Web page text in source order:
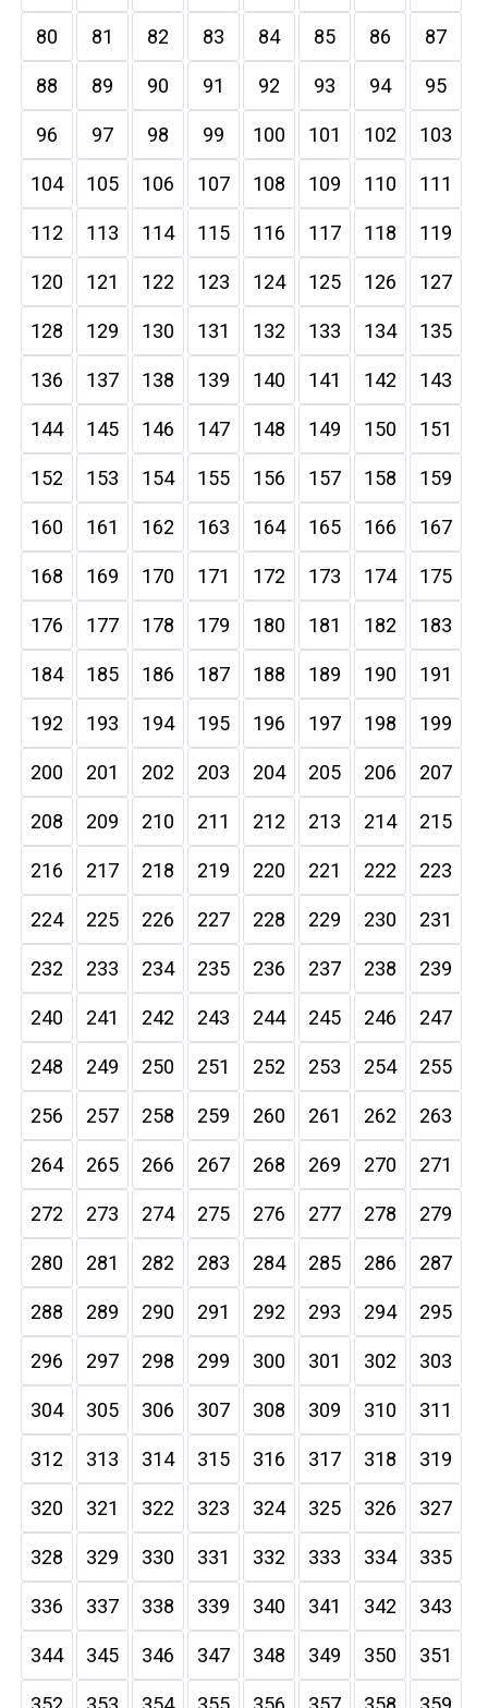
80 81 82 83 84 85 86 87
88 89 90 91 92 93 94 95
96 97 98 99 100 101 102 103
104 105 106 107 108 109 110 111
112 113 114 115 116 117 118 119
120 121 122 123 124 125 126 127
128 129 130 131 132 133 134 135
136 137 138 139 140 141 142 143
144 145 146 147 148 149 150 151
152 153 154 155 156 157 158 159
160 161 162 163 164 165 166 167
168 169 170 171 172 173 174 175
176 177 178 179 180 181 182 183
184 185 186 187 188 189 190 191
192 193 194 195 196 197 198 199
200 201 202 203 204 205 206 207
208 209 210 211 212 213 214 215
216 217 218 219 220 221 222 223
224 225 226 227 228 229 230 231
232 233 234 235 236 237 238 239
240 241 242 243 244 245 246 247
248 249 250 251 252 253 254 255
256 257 258 259 260 261 262 263
264 265 266 267 268 269 270 271
272 273 274 275 276 277 278 279
280 281 282 283 284 285 286 287
288 289 290 291 292 293 294 295
296 297 298 299 300 301 302 303
304 305 306 307 308 309 310 311
312 313 314 315 316 317 318 319
320 321 322 323 324 325 326 327
328 329 330 331 332 333 334 335
336 337 338 339 340 341 342 343
344 345 346 347 348 349 350 351